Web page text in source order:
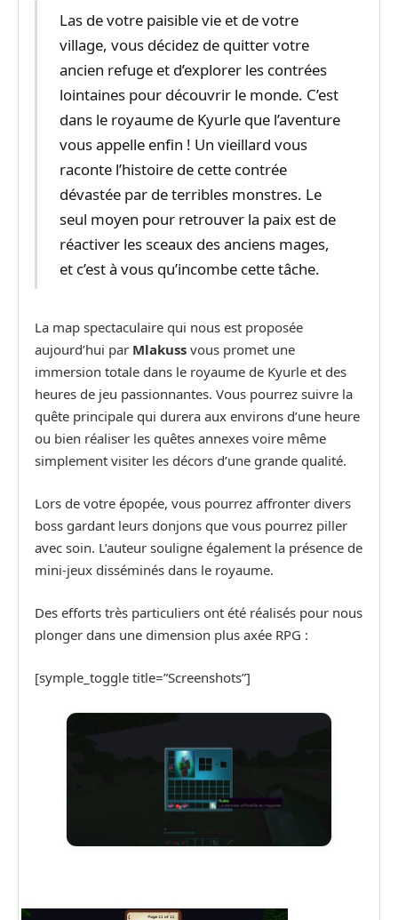
Las de votre paisible vie et de votre
village, vous décidez de quitter votre
ancien refuge et d’explorer les contrées
lointaines pour découvrir le monde. C’est
dans le royaume de Kyurle que l’aventure
vous appelle enfin ! Un vieillard vous
raconte l’histoire de cette contrée
dévastée par de terribles monstres. Le
seul moyen pour retrouver la paix est de
réactiver les sceaux des anciens mages,
et c’est à vous qu’incombe cette tâche.
La map spectaculaire qui nous est proposée
aujourd’hui par Mlakuss vous promet une
immersion totale dans le royaume de Kyurle et des
heures de jeu passionnantes. Vous pourrez suivre la
quête principale qui durera aux environs d’une heure
ou bien réaliser les quêtes annexes voire même
simplement visiter les décors d’une grande qualité.
Lors de votre épopée, vous pourrez affronter divers
boss gardant leurs donjons que vous pourrez piller
avec soin. L’auteur souligne également la présence de
mini-jeux disséminés dans le royaume.
Des efforts très particuliers ont été réalisés pour nous
plonger dans une dimension plus axée RPG :
[symple_toggle title=”Screenshots”]